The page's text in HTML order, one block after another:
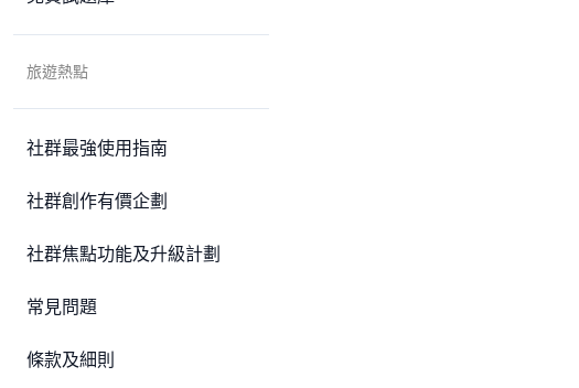
旅遊熱點
社群最強使用指南
社群創作有價企劃
社群焦點功能及升級計劃
常見問題
條款及細則